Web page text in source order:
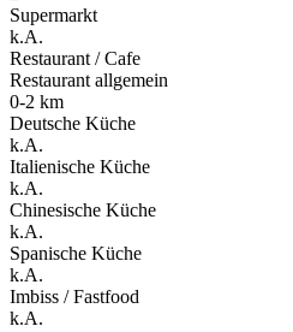
Supermarkt
k.A.
Restaurant / Cafe
Restaurant allgemein
0-2 km
Deutsche Küche
k.A.
Italienische Küche
k.A.
Chinesische Küche
k.A.
Spanische Küche
k.A.
Imbiss / Fastfood
k.A.